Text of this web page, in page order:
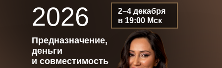
2026
Предназначение,
деньги
и совместимость
2−4 декабря
в 19:00 Мск